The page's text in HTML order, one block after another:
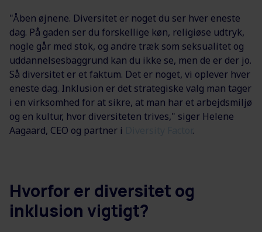
"Åben øjnene. Diversitet er noget du ser hver eneste
dag. På gaden ser du forskellige køn, religiøse udtryk,
nogle går med stok, og andre træk som seksualitet og
uddannelsesbaggrund kan du ikke se, men de er der jo.
Så diversitet er et faktum. Det er noget, vi oplever hver
eneste dag. Inklusion er det strategiske valg man tager
i en virksomhed for at sikre, at man har et arbejdsmiljø
og en kultur, hvor diversiteten trives," siger Helene
Aagaard, CEO og partner i
.
Hvorfor er diversitet og
inklusion vigtigt?